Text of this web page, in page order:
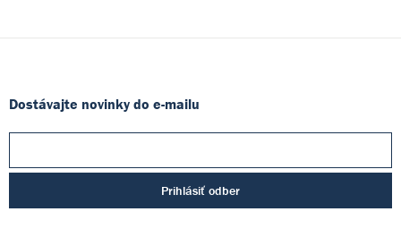
Dostávajte novinky do e-mailu
Prihlásiť odber